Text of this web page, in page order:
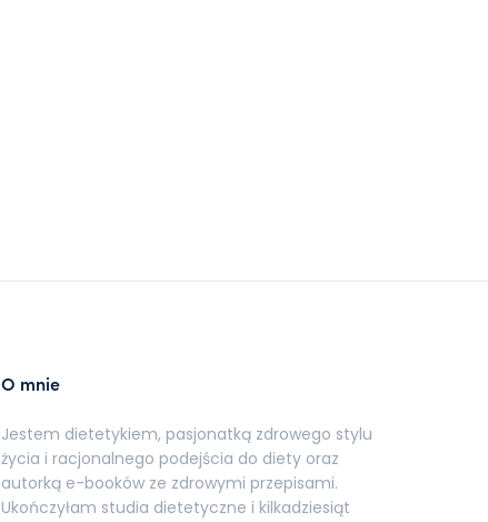
O mnie
Jestem dietetykiem, pasjonatką zdrowego stylu
życia i racjonalnego podejścia do diety oraz
autorką e-booków ze zdrowymi przepisami.
Ukończyłam studia dietetyczne i kilkadziesiąt